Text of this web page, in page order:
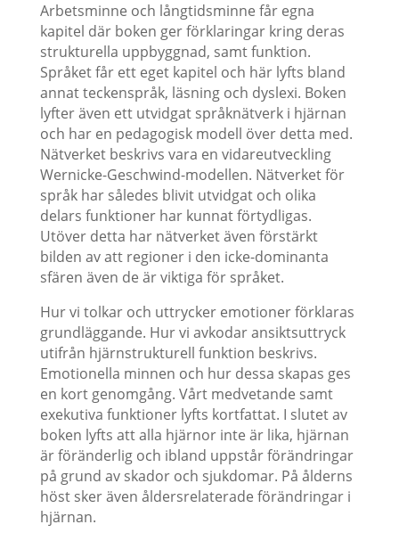
Arbetsminne och långtidsminne får egna
kapitel där boken ger förklaringar kring deras
strukturella uppbyggnad, samt funktion.
Språket får ett eget kapitel och här lyfts bland
annat teckenspråk, läsning och dyslexi. Boken
lyfter även ett utvidgat språknätverk i hjärnan
och har en pedagogisk modell över detta med.
Nätverket beskrivs vara en vidareutveckling
Wernicke-Geschwind-modellen. Nätverket för
språk har således blivit utvidgat och olika
delars funktioner har kunnat förtydligas.
Utöver detta har nätverket även förstärkt
bilden av att regioner i den icke-dominanta
sfären även de är viktiga för språket.
Hur vi tolkar och uttrycker emotioner förklaras
grundläggande. Hur vi avkodar ansiktsuttryck
utifrån hjärnstrukturell funktion beskrivs.
Emotionella minnen och hur dessa skapas ges
en kort genomgång. Vårt medvetande samt
exekutiva funktioner lyfts kortfattat. I slutet av
boken lyfts att alla hjärnor inte är lika, hjärnan
är föränderlig och ibland uppstår förändringar
på grund av skador och sjukdomar. På ålderns
höst sker även åldersrelaterade förändringar i
hjärnan.